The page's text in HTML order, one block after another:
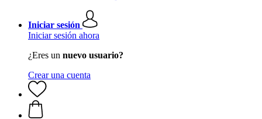
Iniciar sesión
Iniciar sesión ahora
¿Eres un nuevo usuario?
Crear una cuenta